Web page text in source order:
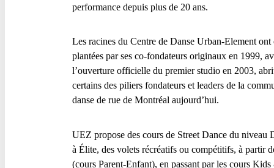
performance depuis plus de 20 ans.
Les racines du Centre de Danse Urban-Element ont
plantées par ses co-fondateurs originaux en 1999,
l’ouverture officielle du premier studio en 2003,
certains des piliers fondateurs et leaders de la
danse de rue de Montréal aujourd’hui.
UEZ propose des cours de Street Dance du niveau
à Élite, des volets récréatifs ou compétitifs, à partir
(cours Parent-Enfant), en passant par les cours